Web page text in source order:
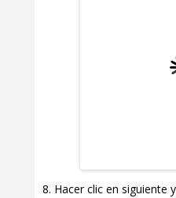
Hacer clic en siguiente